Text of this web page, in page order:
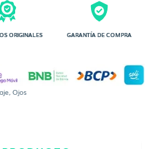
ORIGINALES GARANTÍA DE COMPRA
, Ojos